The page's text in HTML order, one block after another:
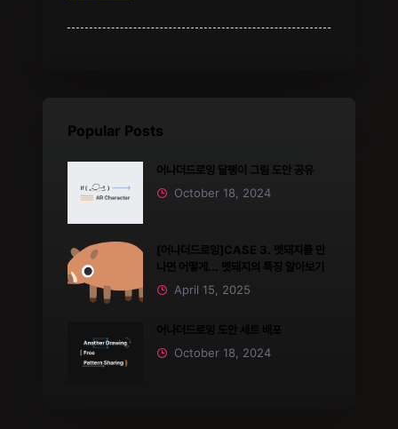
Popular Posts
어나더드로잉 달팽이 그림 도안 공유
October 18, 2024
[어나더드로잉]CASE 3. 멧돼지를 만
나면 어떻게... 멧돼지의 특징 알아보기
April 15, 2025
October 18, 2024